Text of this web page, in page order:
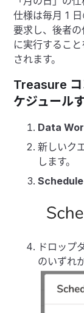
仕様は毎月 1
要求し、後者
に実行するこ
されます。
Treasure コ
ケジュール
Data
新しいク
します。
Schedule
ドロップ
のいずれ